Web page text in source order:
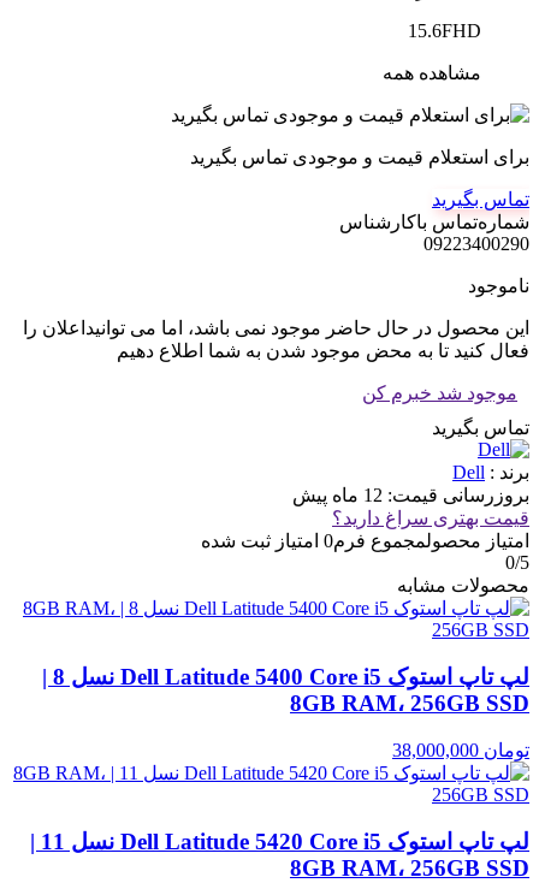
15.6FHD
مشاهده همه
برای استعلام قیمت و موجودی تماس بگیرید
تماس بگیرید
شماره‌تماس‌ با‌کارشناس
09223400290
ناموجود
این محصول در حال حاضر موجود نمی باشد، اما می توانیداعلان را
فعال کنید تا به محض موجود شدن به شما اطلاع دهیم
موجود شد خبرم کن
تماس بگیرید
برند : Dell
بروزرسانی قیمت: 12 ماه پیش
قیمت بهتری سراغ دارید؟
امتیاز محصولمجموع فرم0 امتیاز ثبت شده
0/5
محصولات مشابه
لپ تاپ استوک Dell Latitude 5400 Core i5 نسل 8 |
8GB RAM، 256GB SSD
تومان
لپ تاپ استوک Dell Latitude 5420 Core i5 نسل 11 |
8GB RAM، 256GB SSD